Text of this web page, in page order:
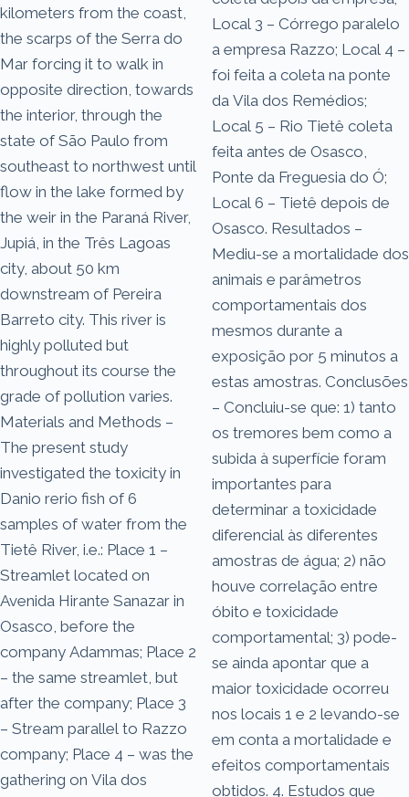
kilometers from the coast,
the scarps of the Serra do
Mar forcing it to walk in
opposite direction, towards
the interior, through the
state of São Paulo from
southeast to northwest until
flow in the lake formed by
the weir in the Paraná River,
Jupiá, in the Três Lagoas
city, about 50 km
downstream of Pereira
Barreto city. This river is
highly polluted but
throughout its course the
grade of pollution varies.
Materials and Methods –
The present study
investigated the toxicity in
Danio rerio fish of 6
samples of water from the
Tietê River, i.e.: Place 1 –
Streamlet located on
Avenida Hirante Sanazar in
Osasco, before the
company Adammas; Place 2
– the same streamlet, but
after the company; Place 3
– Stream parallel to Razzo
company; Place 4 – was the
gathering on Vila dos
Local 3 – Córrego paralelo
a empresa Razzo; Local 4 –
foi feita a coleta na ponte
da Vila dos Remédios;
Local 5 – Rio Tietê coleta
feita antes de Osasco,
Ponte da Freguesia do Ó;
Local 6 – Tietê depois de
Osasco. Resultados –
Mediu-se a mortalidade dos
animais e parâmetros
comportamentais dos
mesmos durante a
exposição por 5 minutos a
estas amostras. Conclusões
– Concluiu-se que: 1) tanto
os tremores bem como a
subida à superfície foram
importantes para
determinar a toxicidade
diferencial às diferentes
amostras de água; 2) não
houve correlação entre
óbito e toxicidade
comportamental; 3) pode-
se ainda apontar que a
maior toxicidade ocorreu
nos locais 1 e 2 levando-se
em conta a mortalidade e
efeitos comportamentais
obtidos. 4. Estudos que